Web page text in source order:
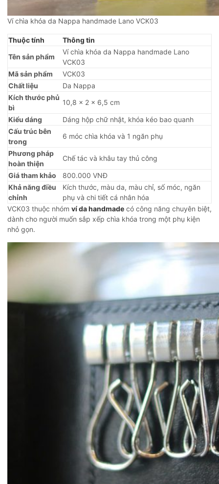
Ví chìa khóa da Nappa handmade Lano VCK03
Thuộc tính
Thông tin
Tên sản phẩm
Ví chìa khóa da Nappa handmade Lano
VCK03
Mã sản phẩm
VCK03
Chất liệu
Da Nappa
Kích thước phủ
bì
10,8 × 2 × 6,5 cm
Kiểu dáng
Dáng hộp chữ nhật, khóa kéo bao quanh
Cấu trúc bên
trong
6 móc chìa khóa và 1 ngăn phụ
Phương pháp
hoàn thiện
Chế tác và khâu tay thủ công
Giá tham khảo
800.000 VNĐ
Khả năng điều
chỉnh
Kích thước, màu da, màu chỉ, số móc, ngăn
phụ và chi tiết cá nhân hóa
VCK03 thuộc nhóm ví da handmade có công năng chuyên biệt,
dành cho người muốn sắp xếp chìa khóa trong một phụ kiện
nhỏ gọn.